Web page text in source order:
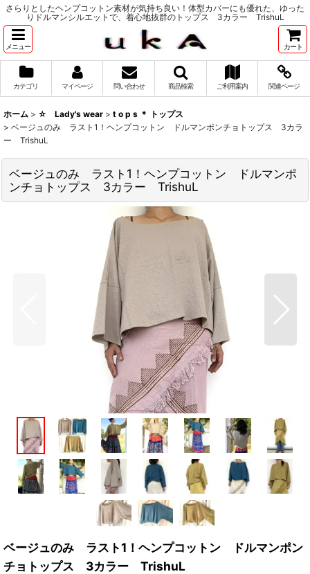
さらりとしたヘンプコットン素材が気持ち良い！体型カバーにも優れた、ゆった
りドルマンシルエットで、着心地抜群のトップス 3カラー TrishuL
メニュー カート
カテゴリ マイページ 問い合わせ 商品検索 ご利用案内 関連ページ
ホーム > ☆ Lady's wear > t o p s ＊ トップス
> ベージュのみ ラスト1！ヘンプコットン ドルマンポンチョトップス 3カラ
ー TrishuL
ベージュのみ ラスト1！ヘンプコットン ドルマンポ
ンチョトップス 3カラー TrishuL
ベージュのみ ラスト1！ヘンプコットン ドルマンポン
チョトップス 3カラー TrishuL